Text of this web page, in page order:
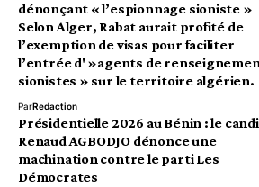
dénonçant « l’espionnage sioniste »
Selon Alger, Rabat aurait profité de
l’exemption de visas pour faciliter
l’entrée d' »agents de
sionistes » sur le territoire algérien.
ParRedaction
Présidentielle 2026 au Bénin : le
Renaud AGBODJO dénonce une
machination contre le parti Les
Démocrates